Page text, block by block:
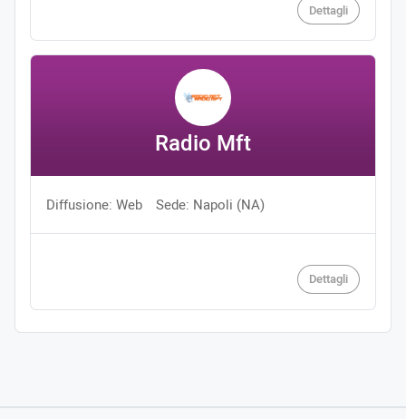
Dettagli
Radio Mft
Diffusione: Web Sede: Napoli (NA)
Dettagli